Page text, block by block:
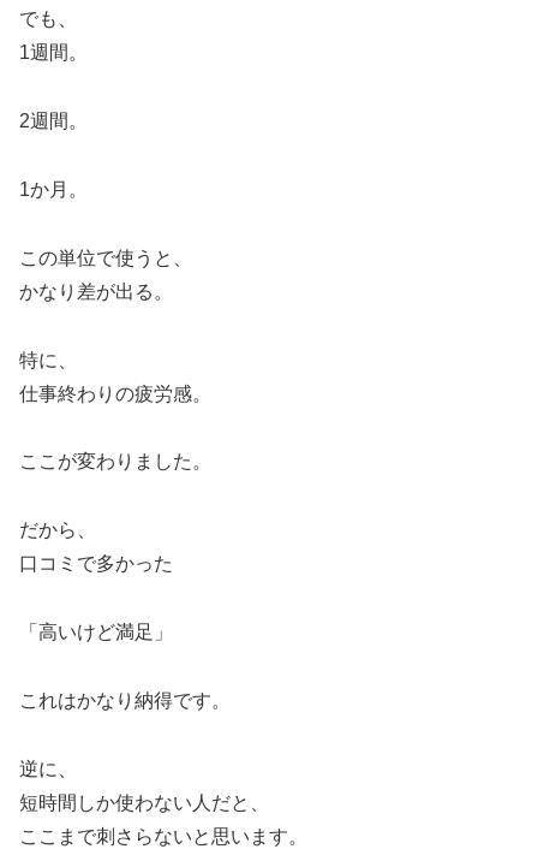
でも、
1週間。
2週間。
1か月。
この単位で使うと、
かなり差が出る。
特に、
仕事終わりの疲労感。
ここが変わりました。
だから、
口コミで多かった
「高いけど満足」
これはかなり納得です。
逆に、
短時間しか使わない人だと、
ここまで刺さらないと思います。